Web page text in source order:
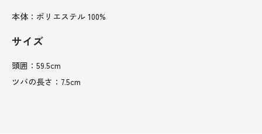
本体：ポリエステル 100%
サイズ
頭囲：59.5cm
ツバの長さ：7.5cm